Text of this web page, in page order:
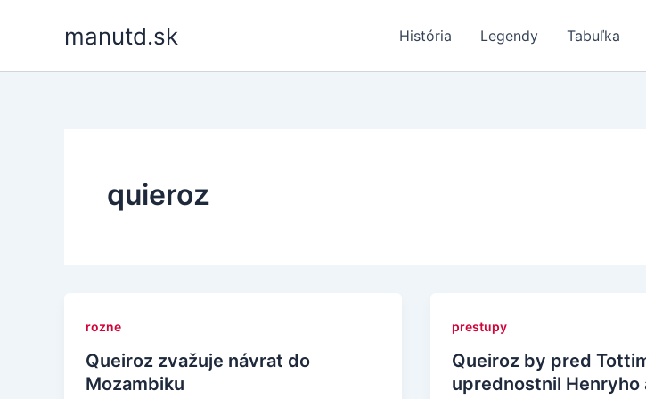
manutd.sk História Legendy Tabuľka
quieroz
rozne
Queiroz zvažuje návrat do
Mozambiku
prestupy
Queiroz by pred
uprednostnil Henryho